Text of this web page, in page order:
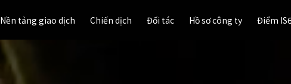
Nền tảng giao dịch Chiến dịch Đối tác Hồ sơ công ty Điểm IS6
Nền tảng giao dịch Chiến dịch Đối tác Hồ sơ công ty Điểm IS6